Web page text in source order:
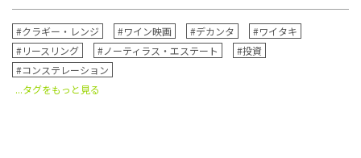
#クラギー・レンジ #ワイン映画 #デカンタ
#ワイタキ
#リースリング
#ノーティラス・エステート
#投資
#コンステレーション
...タグをもっと見る